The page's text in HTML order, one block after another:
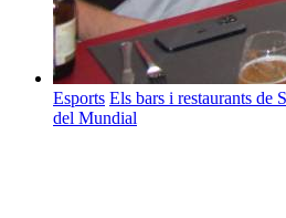
Esports Els bars i restaurants de
del Mundial